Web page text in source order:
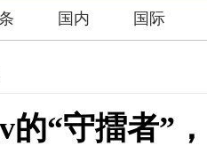
国内 国际
的“守擂者”